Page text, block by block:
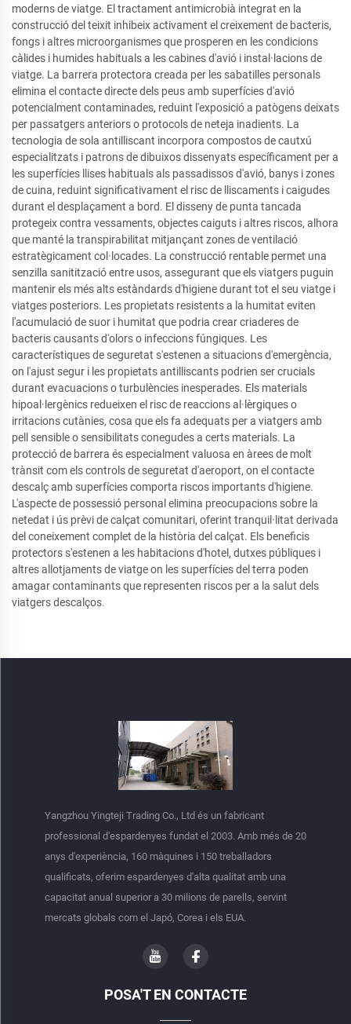
moderns de viatge. El tractament antimicrobià integrat en la
construcció del teixit inhibeix activament el creixement de bacteris,
fongs i altres microorganismes que prosperen en les condicions
càlides i humides habituals a les cabines d'avió i instal·lacions de
viatge. La barrera protectora creada per les sabatilles personals
elimina el contacte directe dels peus amb superfícies d'avió
potencialment contaminades, reduint l'exposició a patògens deixats
per passatgers anteriors o protocols de neteja inadients. La
tecnologia de sola antilliscant incorpora compostos de cautxú
especialitzats i patrons de dibuixos dissenyats específicament per a
les superfícies llises habituals als passadissos d'avió, banys i zones
de cuina, reduint significativament el risc de lliscaments i caigudes
durant el desplaçament a bord. El disseny de punta tancada
protegeix contra vessaments, objectes caiguts i altres riscos, alhora
que manté la transpirabilitat mitjançant zones de ventilació
estratègicament col·locades. La construcció rentable permet una
senzilla sanitització entre usos, assegurant que els viatgers puguin
mantenir els més alts estàndards d'higiene durant tot el seu viatge i
viatges posteriors. Les propietats resistents a la humitat eviten
l'acumulació de suor i humitat que podria crear criaderes de
bacteris causants d'olors o infeccions fúngiques. Les
característiques de seguretat s'estenen a situacions d'emergència,
on l'ajust segur i les propietats antilliscants podrien ser crucials
durant evacuacions o turbulències inesperades. Els materials
hipoal·lergènics redueixen el risc de reaccions al·lèrgiques o
irritacions cutànies, cosa que els fa adequats per a viatgers amb
pell sensible o sensibilitats conegudes a certs materials. La
protecció de barrera és especialment valuosa en àrees de molt
trànsit com els controls de seguretat d'aeroport, on el contacte
descalç amb superfícies comporta riscos importants d'higiene.
L'aspecte de possessió personal elimina preocupacions sobre la
netedat i ús prèvi de calçat comunitari, oferint tranquil·litat derivada
del coneixement complet de la història del calçat. Els beneficis
protectors s'estenen a les habitacions d'hotel, dutxes públiques i
altres allotjaments de viatge on les superfícies del terra poden
amagar contaminants que representen riscos per a la salut dels
viatgers descalços.
Yangzhou Yingteji Trading Co., Ltd és un fabricant
professional d'espardenyes fundat el 2003. Amb més de 20
anys d'experiència, 160 màquines i 150 treballadors
qualificats, oferim espardenyes d'alta qualitat amb una
capacitat anual superior a 30 milions de parells, servint
mercats globals com el Japó, Corea i els EUA.
POSA'T EN CONTACTE